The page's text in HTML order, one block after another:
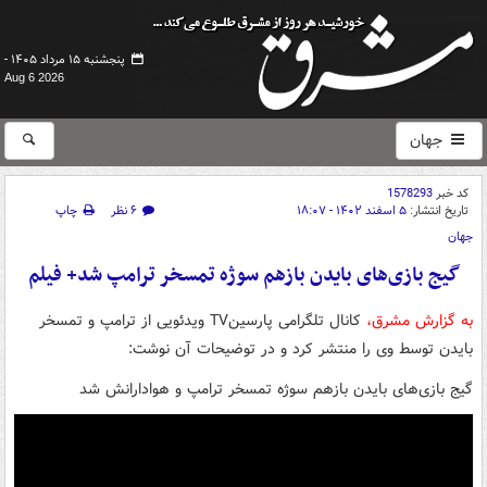
پنجشنبه ۱۵ مرداد ۱۴۰۵ -
Aug 6 2026
جهان
کد خبر1578293
تاریخ انتشار: ۵ اسفند ۱۴۰۲ - ۱۸:۰۷ ۶ نظر
چاپ
جهان
گیج بازی‌های بایدن بازهم سوژه تمسخر ترامپ شد+ فیلم
به گزارش مشرق،
کانال تلگرامی پارسینTV ویدئویی از ترامپ و تمسخر
بایدن توسط وی را منتشر کرد و در توضیحات آن نوشت:
گیج بازی‌های بایدن بازهم سوژه تمسخر ترامپ و هوادارانش شد